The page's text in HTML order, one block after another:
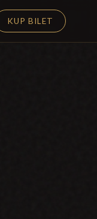
KUP BILET